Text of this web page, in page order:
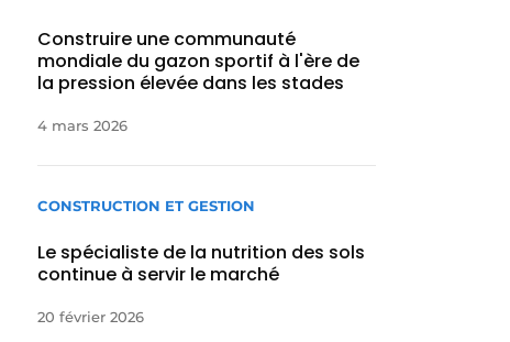
Construire une communauté
mondiale du gazon sportif à l'ère de
la pression élevée dans les stades
4 mars 2026
CONSTRUCTION ET GESTION
Le spécialiste de la nutrition des sols
continue à servir le marché
20 février 2026